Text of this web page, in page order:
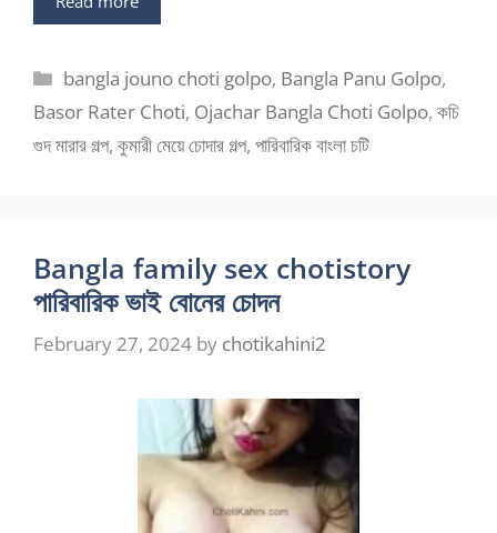
Categories
bangla jouno choti golpo, Bangla Panu Golpo,
Basor Rater Choti, Ojachar Bangla Choti Golpo, কচি
গুদ মারার গল্প, কুমারী মেয়ে চোদার গল্প, পারিবারিক বাংলা চটি
Bangla family sex chotistory
পারিবারিক ভাই বোনের চোদন
February 27, 2024 by chotikahini2